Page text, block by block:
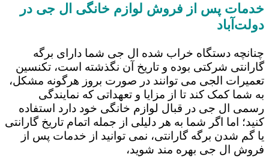
خدمات پس از فروش لوازم خانگی ال جی در
دولت‌آباد
چنانچه دستگاه خراب شده ال جی شما دارای برگه
گارانتی شرکتی بوده و تاریخ آن نگذشته است، تکنسین
تعمیرات الجی می توانند در صورت بروز هرگونه مشکل،
به شما کمک کند تا از مزایا و تعهداتی که نمایندگی
رسمی ال جی در قبال لوازم خانگی خود دارد استفاده
کنید؛ اما اگر شما به هر دلیلی از جمله اتمام تاریخ گارانتی
یا گم شدن برگه گارانتی، نمی توانید از خدمات پس از
فروش ال جی بهره مند شوید،